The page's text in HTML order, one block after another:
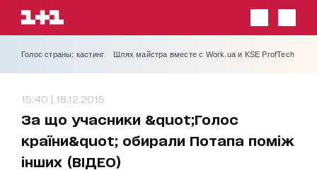
Голос страны: кастинг Шлях майстра вместе с Work.ua и KSE ProfTech
15:40 | 18.12.2015
За що учасники &quot;Голос
країни&quot; обирали Потапа поміж
інших (ВІДЕО)